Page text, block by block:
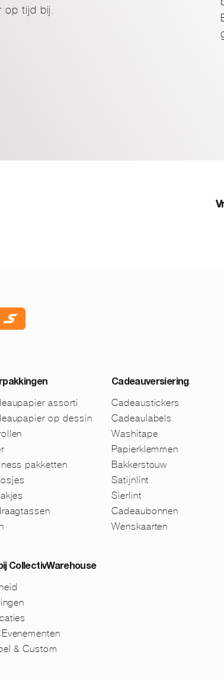
op tijd bij.
assorti
op dessin
pakketten
Cadeauversiering
Cadeaustickers
Cadeaulabels
Washitape
Papierklemmen
Bakkerstouw
Satijnlint
Sierlint
Cadeaubonnen
Wenskaarten
CollectivWarehouse
& Custom